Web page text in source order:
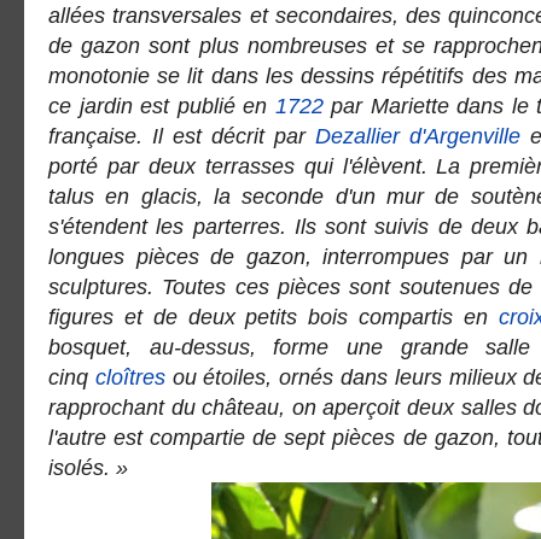
allées transversales et secondaires, des
de gazon sont plus nombreuses et se
monotonie se lit dans les dessins répétitifs des
ce jardin est publié en 1722par Mariette dans le
française. Il est décrit par Dezallier d'Argenville
porté par deux terrasses qui l'élèvent. La
talus en glacis, la seconde d'un mur de
s'étendent les parterres. Ils sont suivis de deux
longues pièces de gazon, interrompues par
sculptures. Toutes ces pièces sont soutenues
figures et de deux petits bois compartis en
bosquet, au-dessus, forme une grande
cinq cloîtresou étoiles, ornés dans leurs milieux
rapprochant du château, on aperçoit deux salles
l'autre est compartie de sept pièces de gazon,
isolés. »